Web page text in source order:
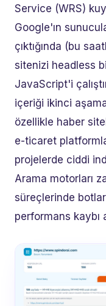
Service (WRS)
Google'ın
çıktığında (bu
sitenizi headless
JavaScript'i
içeriği ikinci
özellikle haber
e-ticaret
projelerde ciddi
Arama motorları
süreçlerinde
performans kaybı